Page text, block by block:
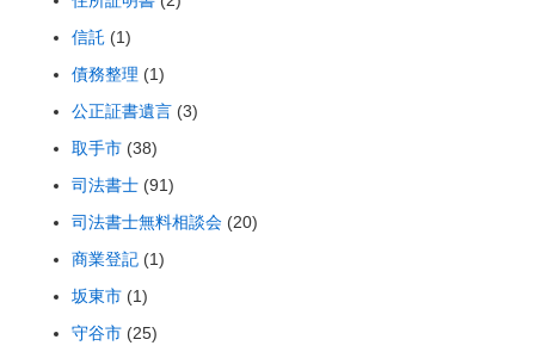
信託 (1)
債務整理 (1)
公正証書遺言 (3)
取手市 (38)
司法書士 (91)
司法書士無料相談会 (20)
商業登記 (1)
坂東市 (1)
守谷市 (25)